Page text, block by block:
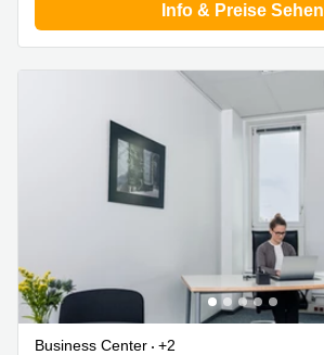
Info & Preise Sehen
Business Center
+2